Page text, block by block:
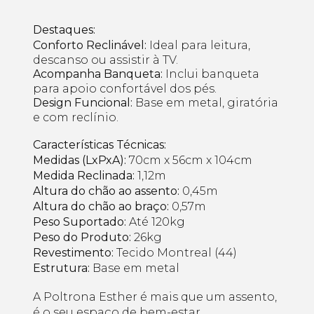
Destaques:
Conforto Reclinável: Ideal para leitura,
descanso ou assistir à TV.
Acompanha Banqueta: Inclui banqueta
para apoio confortável dos pés.
Design Funcional: Base em metal, giratória
e com reclínio.
Características Técnicas:
Medidas (LxPxA): 70cm x 56cm x 104cm
Medida Reclinada: 1,12m
Altura do chão ao assento: 0,45m
Altura do chão ao braço: 0,57m
Peso Suportado: Até 120kg
Peso do Produto: 26kg
Revestimento: Tecido Montreal (44)
Estrutura: Base em metal
A Poltrona Esther é mais que um assento,